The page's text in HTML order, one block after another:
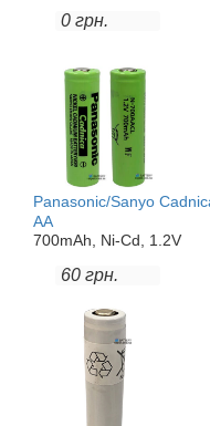
0 грн.
Panasonic/Sanyo
AA
700mAh, Ni-Cd, 1.2V
60 грн.